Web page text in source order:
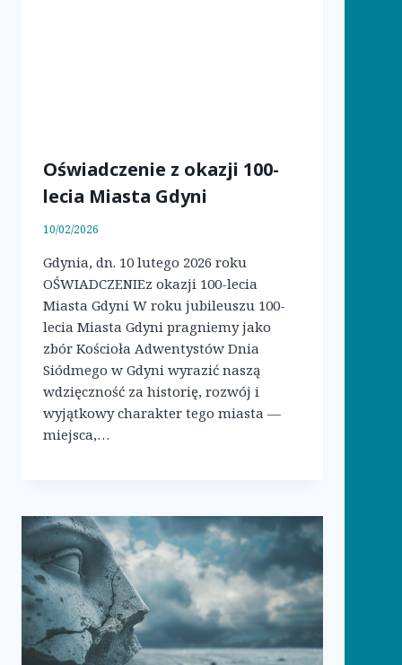
Oświadczenie z okazji 100-
lecia Miasta Gdyni
10/02/2026
Gdynia, dn. 10 lutego 2026 roku
OŚWIADCZENIEz okazji 100-lecia
Miasta Gdyni W roku jubileuszu 100-
lecia Miasta Gdyni pragniemy jako
zbór Kościoła Adwentystów Dnia
Siódmego w Gdyni wyrazić naszą
wdzięczność za historię, rozwój i
wyjątkowy charakter tego miasta —
miejsca,…